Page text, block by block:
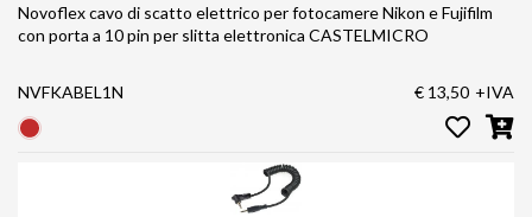
Novoflex cavo di scatto elettrico per fotocamere Nikon e Fujifilm
con porta a 10 pin per slitta elettronica CASTELMICRO
NVFKABEL1N € 13,50 +IVA